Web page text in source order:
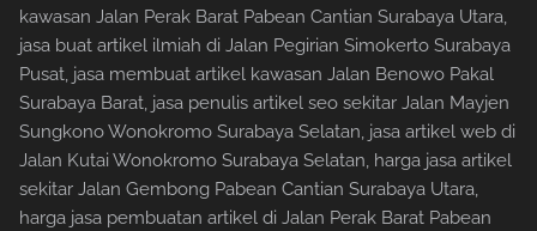
kawasan Jalan Perak Barat Pabean Cantian Surabaya Utara,
jasa buat artikel ilmiah di Jalan Pegirian Simokerto Surabaya
Pusat, jasa membuat artikel kawasan Jalan Benowo Pakal
Surabaya Barat, jasa penulis artikel seo sekitar Jalan Mayjen
Sungkono Wonokromo Surabaya Selatan, jasa artikel web di
Jalan Kutai Wonokromo Surabaya Selatan, harga jasa artikel
sekitar Jalan Gembong Pabean Cantian Surabaya Utara,
harga jasa pembuatan artikel di Jalan Perak Barat Pabean